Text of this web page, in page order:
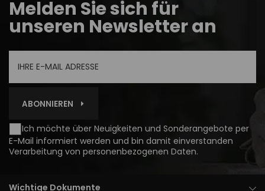
Melden Sie sich für
unseren Newsletter an
ABONNIEREN
Ich möchte über Neuigkeiten und Sonderangebote per
E-Mail informiert werden und bin damit einverstanden
Verarbeitung von personenbezogenen Daten.
Wichtige Dokumente